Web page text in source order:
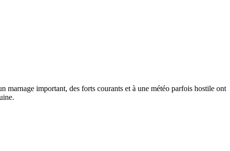
important, des forts courants et à une météo parfois hostile ont